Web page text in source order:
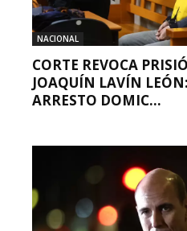
NACIONAL
CORTE REVOCA
JOAQUÍN LAVÍN
ARRESTO DOMIC...